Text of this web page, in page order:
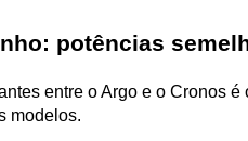
potências
entre o Argo e o Cronos
modelos.